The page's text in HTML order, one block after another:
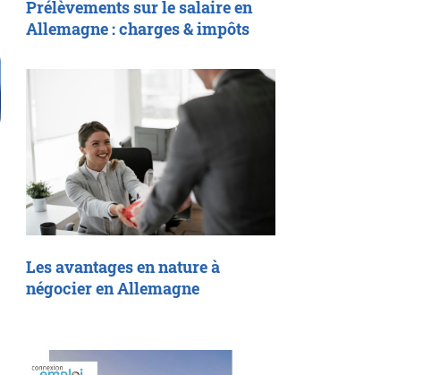
Prélèvements sur le salaire en
Allemagne : charges & impôts
Les avantages en nature à
négocier en Allemagne